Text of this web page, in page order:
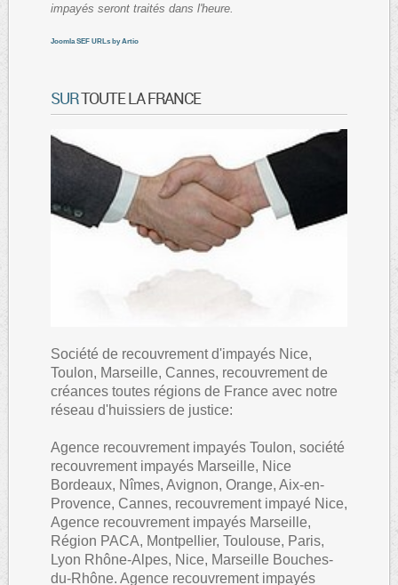
impayés seront traités dans l'heure.
Joomla SEF URLs by Artio
SURTOUTE LA FRANCE
Société de recouvrement d'impayés Nice,
Toulon, Marseille, Cannes, recouvrement de
créances toutes régions de France avec notre
réseau d'huissiers de justice:
Agence recouvrement impayés Toulon, société
recouvrement impayés Marseille, Nice
Bordeaux, Nîmes, Avignon, Orange, Aix-en-
Provence, Cannes, recouvrement impayé Nice,
Agence recouvrement impayés Marseille,
Région PACA, Montpellier, Toulouse, Paris,
Lyon Rhône-Alpes, Nice, Marseille Bouches-
du-Rhône. Agence recouvrement impayés